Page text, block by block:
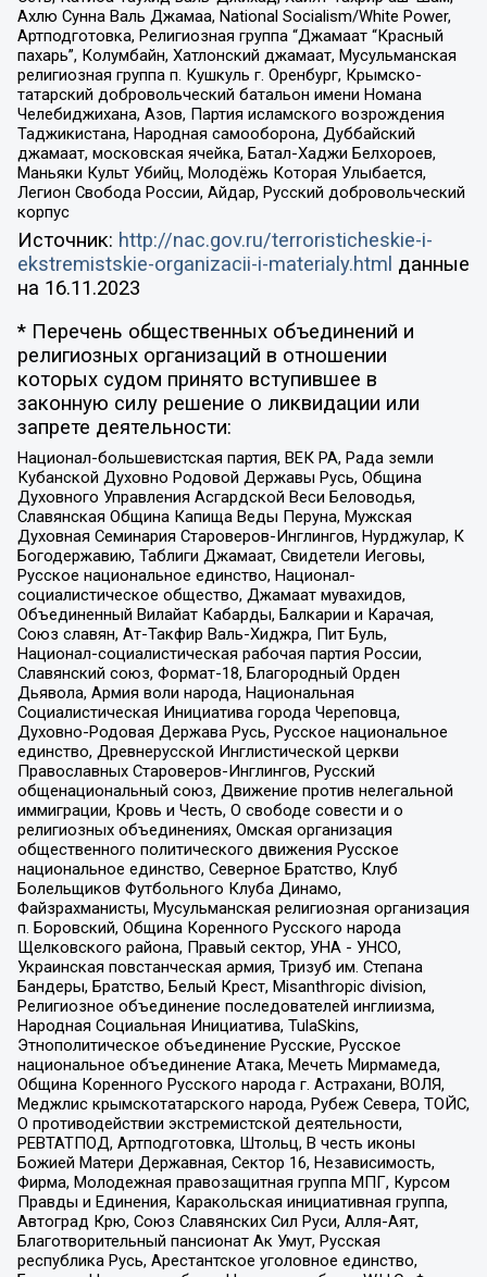
Ахлю Сунна Валь Джамаа, National Socialism/White Power,
Артподготовка, Религиозная группа “Джамаат “Красный
пахарь”, Колумбайн, Хатлонский джамаат, Мусульманская
религиозная группа п. Кушкуль г. Оренбург, Крымско-
татарский добровольческий батальон имени Номана
Челебиджихана, Азов, Партия исламского возрождения
Таджикистана, Народная самооборона, Дуббайский
джамаат, московская ячейка, Батал-Хаджи Белхороев,
Маньяки Культ Убийц, Молодёжь Которая Улыбается,
Легион Свобода России, Айдар, Русский добровольческий
корпус
Источник: http://nac.gov.ru/terroristicheskie-i-
ekstremistskie-organizacii-i-materialy.html данные
на 16.11.2023
* Перечень общественных объединений и
религиозных организаций в отношении
которых судом принято вступившее в
законную силу решение о ликвидации или
запрете деятельности:
Национал-большевистская партия, ВЕК РА, Рада земли
Кубанской Духовно Родовой Державы Русь, Община
Духовного Управления Асгардской Веси Беловодья,
Славянская Община Капища Веды Перуна, Мужская
Духовная Семинария Староверов-Инглингов, Нурджулар, К
Богодержавию, Таблиги Джамаат, Свидетели Иеговы,
Русское национальное единство, Национал-
социалистическое общество, Джамаат мувахидов,
Объединенный Вилайат Кабарды, Балкарии и Карачая,
Союз славян, Ат-Такфир Валь-Хиджра, Пит Буль,
Национал-социалистическая рабочая партия России,
Славянский союз, Формат-18, Благородный Орден
Дьявола, Армия воли народа, Национальная
Социалистическая Инициатива города Череповца,
Духовно-Родовая Держава Русь, Русское национальное
единство, Древнерусской Инглистической церкви
Православных Староверов-Инглингов, Русский
общенациональный союз, Движение против нелегальной
иммиграции, Кровь и Честь, О свободе совести и о
религиозных объединениях, Омская организация
общественного политического движения Русское
национальное единство, Северное Братство, Клуб
Болельщиков Футбольного Клуба Динамо,
Файзрахманисты, Мусульманская религиозная организация
п. Боровский, Община Коренного Русского народа
Щелковского района, Правый сектор, УНА - УНСО,
Украинская повстанческая армия, Тризуб им. Степана
Бандеры, Братство, Белый Крест, Misanthropic division,
Религиозное объединение последователей инглиизма,
Народная Социальная Инициатива, TulaSkins,
Этнополитическое объединение Русские, Русское
национальное объединение Атака, Мечеть Мирмамеда,
Община Коренного Русского народа г. Астрахани, ВОЛЯ,
Меджлис крымскотатарского народа, Рубеж Севера, ТОЙС,
О противодействии экстремистской деятельности,
РЕВТАТПОД, Артподготовка, Штольц, В честь иконы
Божией Матери Державная, Сектор 16, Независимость,
Фирма, Молодежная правозащитная группа МПГ, Курсом
Правды и Единения, Каракольская инициативная группа,
Автоград Крю, Союз Славянских Сил Руси, Алля-Аят,
Благотворительный пансионат Ак Умут, Русская
республика Русь, Арестантское уголовное единство,